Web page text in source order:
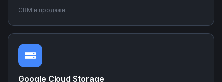
в планировщиках при изменении статуса сделки.
Настраивайте двусторонний обмен данными без
программирования на платформе Nodul.
CRM и продажи
Google Cloud Storage